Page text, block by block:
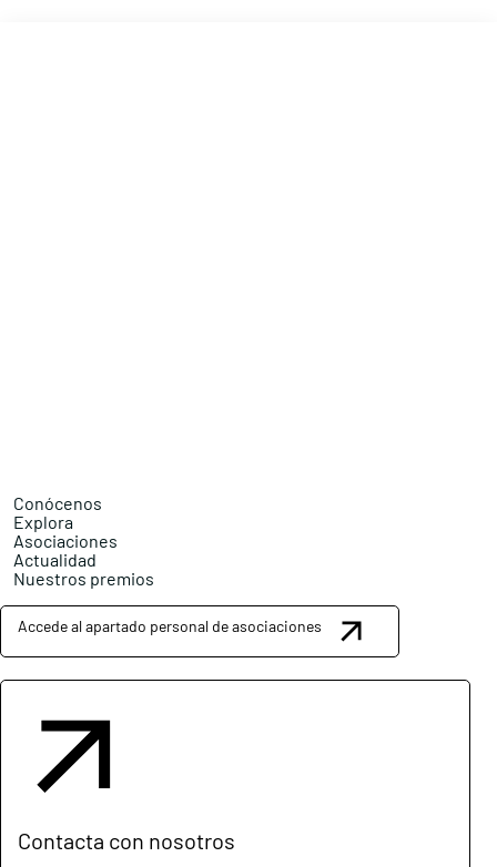
Conócenos
Explora
Asociaciones
Actualidad
Nuestros premios
Accede al apartado personal de asociaciones
Contacta con nosotros